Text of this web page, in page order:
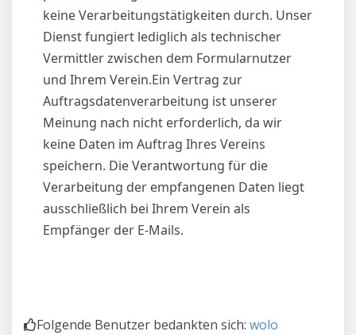
keine Verarbeitungstätigkeiten durch. Unser
Dienst fungiert lediglich als technischer
Vermittler zwischen dem Formularnutzer
und Ihrem Verein.Ein Vertrag zur
Auftragsdatenverarbeitung ist unserer
Meinung nach nicht erforderlich, da wir
keine Daten im Auftrag Ihres Vereins
speichern. Die Verantwortung für die
Verarbeitung der empfangenen Daten liegt
ausschließlich bei Ihrem Verein als
Empfänger der E-Mails.
Folgende Benutzer bedankten sich: wolo